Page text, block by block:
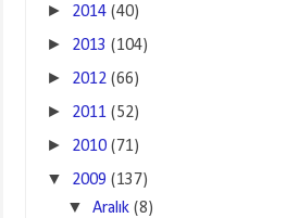
► 2014 (40)
► 2013 (104)
► 2012 (66)
► 2011 (52)
► 2010 (71)
▼ 2009 (137)
▼ Aralık (8)